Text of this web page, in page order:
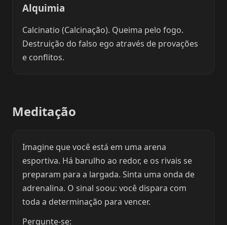
Alquimia
Calcinatio (Calcinação). Queima pelo fogo.
Destruição do falso ego através de provações
e conflitos.
Meditação
Imagine que você está em uma arena
esportiva. Há barulho ao redor, e os rivais se
preparam para a largada. Sinta uma onda de
adrenalina. O sinal soou: você dispara com
toda a determinação para vencer.
Pergunte-se: